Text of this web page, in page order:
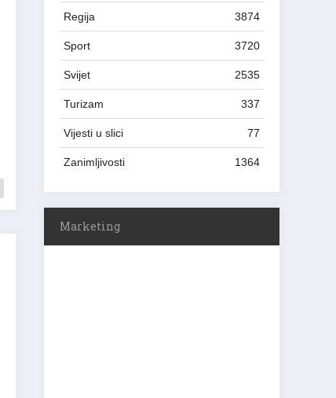
Regija 3874
Sport 3720
Svijet 2535
Turizam 337
Vijesti u slici 77
Zanimljivosti 1364
Marketing